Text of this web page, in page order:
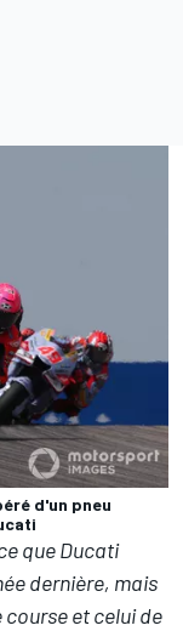
d'un pneu
que Ducati
dernière, mais
et celui de